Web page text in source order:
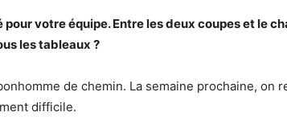
votre équipe. Entre les deux coupes et le
les tableaux ?
de chemin. La semaine prochaine, on
difficile.